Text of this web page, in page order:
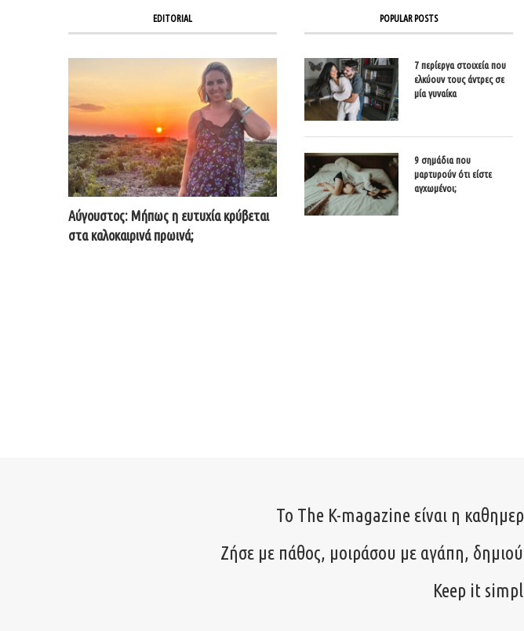
EDITORIAL
Αύγουστος: Μήπως η ευτυχία κρύβεται
στα καλοκαιρινά πρωινά;
POPULAR POSTS
7 περίεργα στοιχεία που
ελκύουν τους άντρες σε
μία γυναίκα
9 σημάδια που
μαρτυρούν ότι είστε
αγχωμένοι;
Το The K-magazine είναι η
Ζήσε με πάθος, μοιράσου με αγάπη,
Keep it